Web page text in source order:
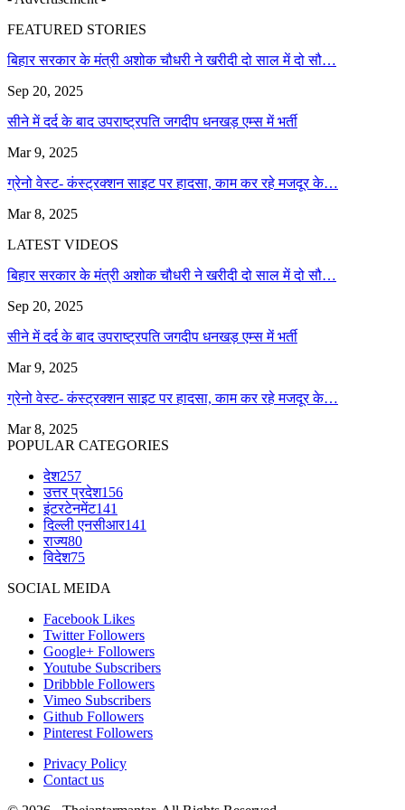
FEATURED STORIES
बिहार सरकार के मंत्री अशोक चौधरी ने खरीदी दो साल में दो सौ…
Sep 20, 2025
सीने में दर्द के बाद उपराष्ट्रपति जगदीप धनखड़ एम्स में भर्ती
Mar 9, 2025
ग्रेनो वेस्ट- कंस्ट्रक्शन साइट पर हादसा, काम कर रहे मजदूर के…
Mar 8, 2025
LATEST VIDEOS
बिहार सरकार के मंत्री अशोक चौधरी ने खरीदी दो साल में दो सौ…
Sep 20, 2025
सीने में दर्द के बाद उपराष्ट्रपति जगदीप धनखड़ एम्स में भर्ती
Mar 9, 2025
ग्रेनो वेस्ट- कंस्ट्रक्शन साइट पर हादसा, काम कर रहे मजदूर के…
Mar 8, 2025
POPULAR CATEGORIES
देश257
उत्तर प्रदेश156
इंटरटेनमेंट141
दिल्ली एनसीआर141
राज्य80
विदेश75
SOCIAL MEIDA
Facebook Likes
Twitter Followers
Google+ Followers
Youtube Subscribers
Dribbble Followers
Vimeo Subscribers
Github Followers
Pinterest Followers
Privacy Policy
Contact us